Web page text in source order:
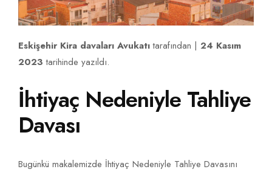
Eskişehir Kira davaları Avukatıtarafından | 24 Kasım
2023 tarihinde yazıldı.
İhtiyaç Nedeniyle Tahliye
Davası
Bugünkü makalemizde İhtiyaç Nedeniyle Tahliye Davasını